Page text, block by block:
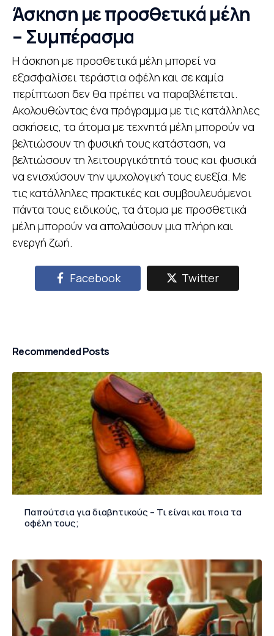
Άσκηση με προσθετικά μέλη
– Συμπέρασμα
Η άσκηση με προσθετικά μέλη μπορεί να
εξασφαλίσει τεράστια οφέλη και σε καμία
περίπτωση δεν θα πρέπει να παραβλέπεται.
Ακολουθώντας ένα πρόγραμμα με τις κατάλληλες
ασκήσεις, τα άτομα με τεχνητά μέλη μπορούν να
βελτιώσουν τη φυσική τους κατάσταση, να
βελτιώσουν τη λειτουργικότητά τους και φυσικά
να ενισχύσουν την ψυχολογική τους ευεξία. Με
τις κατάλληλες πρακτικές και συμβουλευόμενοι
πάντα τους ειδικούς, τα άτομα με προσθετικά
μέλη μπορούν να απολαύσουν μια πλήρη και
ενεργή ζωή.
Facebook Twitter
Recommended Posts
Παπούτσια για διαβητικούς – Τι είναι και ποια τα
οφέλη τους;